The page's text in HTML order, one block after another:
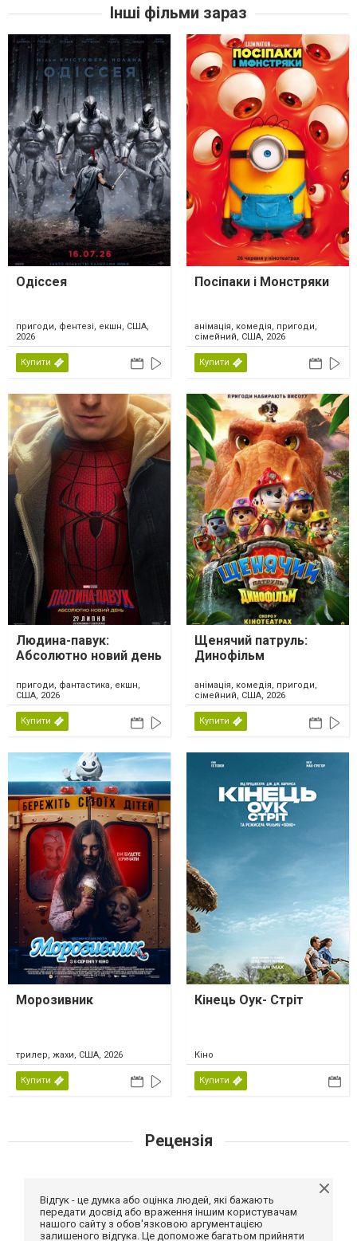
Інші фільми зараз
Одіссея
пригоди, фентезі, екшн, США,
2026
Купити
Посіпаки і Монстряки
анімація, комедія, пригоди,
сімейний, США, 2026
Купити
Людина-павук:
Абсолютно новий день
пригоди, фантастика, екшн,
США, 2026
Купити
Щенячий патруль:
Динофільм
анімація, комедія, пригоди,
сімейний, США, 2026
Купити
Морозивник
трилер, жахи, США, 2026
Купити
Кінець Оук- Стріт
Кіно
Купити
Рецензія
Відгук - це думка або оцінка людей, які бажають
передати досвід або враження іншим користувачам
нашого сайту з обов'язковою аргументацією
залишеного відгука. Це допоможе багатьом прийняти